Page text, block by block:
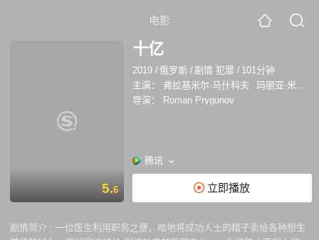
电影
5.6
十亿
2019 /俄罗斯 /剧情 犯罪 / 101分钟
主演：
弗拉基米尔·马什科夫
玛丽亚·米罗诺娃
导演：
Roman Prygunov
腾讯
立即播放
剧情简介 : 一位医生利用职务之便，暗地将成功人士的精子卖给各种想生